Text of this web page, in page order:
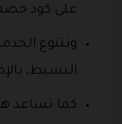
على كود
وتتنوع
البسيط،
كما تساعد